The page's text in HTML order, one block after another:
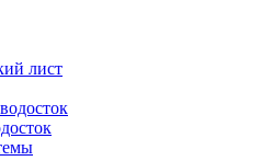
лист